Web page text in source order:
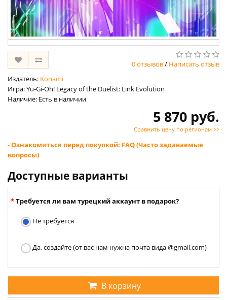
0 отзывов/ Написать отзыв
Издатель: Konami
Игра: Yu-Gi-Oh! Legacy of the Duelist: Link Evolution
Наличие: Есть в наличии
5 870 руб.
Сравнить цену по регионам >>
- Ознакомиться перед покупкой: FAQ (Часто задаваемые
вопросы)
Доступные варианты
Требуется ли вам турецкий аккаунт в подарок?
Не требуется
Да, создайте (от вас нам нужна почта вида @gmail.com)
В корзину